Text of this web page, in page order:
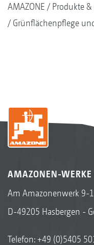
AMAZONE
Produkte
Grünflächenpflege
AMAZONEN-WERKE
Am Amazonenwerk 9-
D-49205 Hasbergen -
Telefon:+49 (0)5405